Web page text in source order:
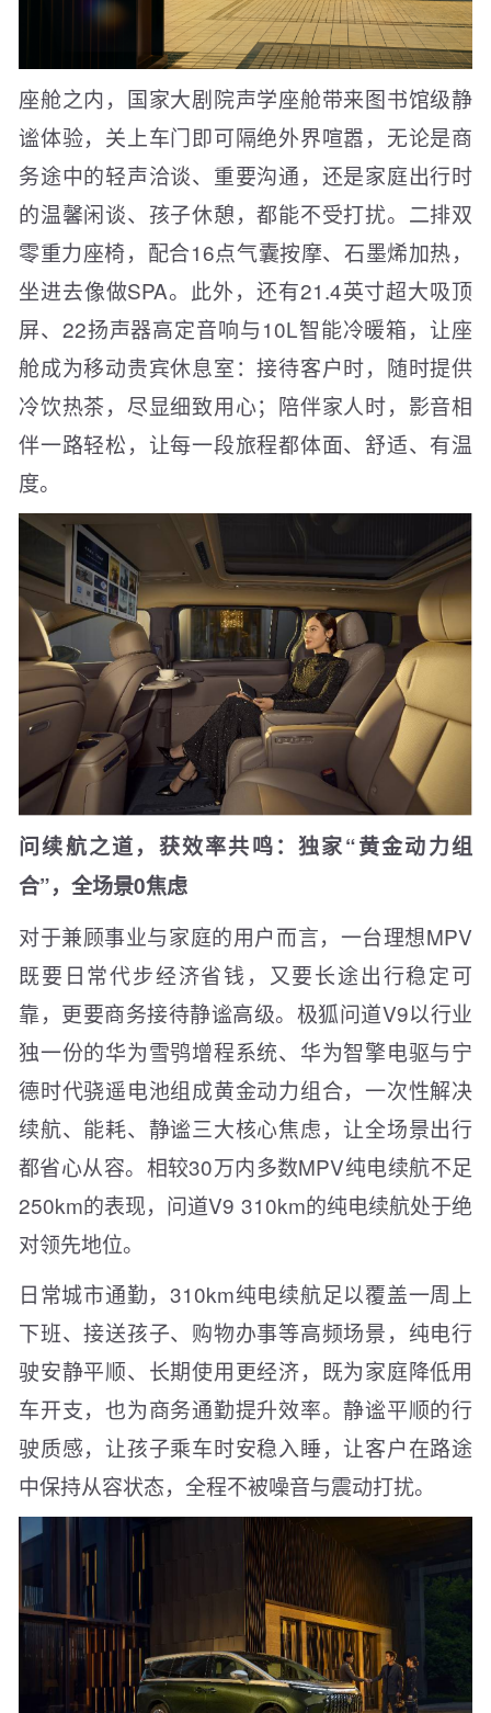
座舱之内，国家大剧院声学座舱带来图书馆级静
谧体验，关上车门即可隔绝外界喧嚣，无论是商
务途中的轻声洽谈、重要沟通，还是家庭出行时
的温馨闲谈、孩子休憩，都能不受打扰。二排双
零重力座椅，配合16点气囊按摩、石墨烯加热，
坐进去像做SPA。此外，还有21.4英寸超大吸顶
屏、22扬声器高定音响与10L智能冷暖箱，让座
舱成为移动贵宾休息室：接待客户时，随时提供
冷饮热茶，尽显细致用心；陪伴家人时，影音相
伴一路轻松，让每一段旅程都体面、舒适、有温
度。
问续航之道，获效率共鸣：独家“黄金动力组
合”，全场景0焦虑
对于兼顾事业与家庭的用户而言，一台理想MPV
既要日常代步经济省钱，又要长途出行稳定可
靠，更要商务接待静谧高级。极狐问道V9以行业
独一份的华为雪鸮增程系统、华为智擎电驱与宁
德时代骁遥电池组成黄金动力组合，一次性解决
续航、能耗、静谧三大核心焦虑，让全场景出行
都省心从容。相较30万内多数MPV纯电续航不足
250km的表现，问道V9 310km的纯电续航处于绝
对领先地位。
日常城市通勤，310km纯电续航足以覆盖一周上
下班、接送孩子、购物办事等高频场景，纯电行
驶安静平顺、长期使用更经济，既为家庭降低用
车开支，也为商务通勤提升效率。静谧平顺的行
驶质感，让孩子乘车时安稳入睡，让客户在路途
中保持从容状态，全程不被噪音与震动打扰。